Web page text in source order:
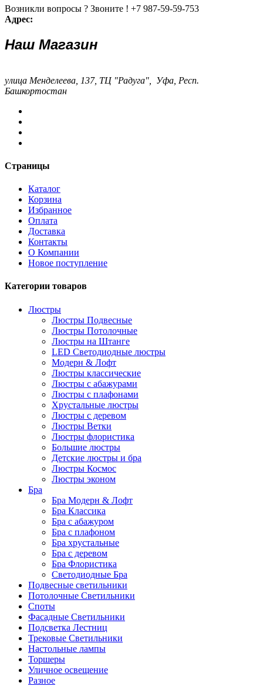
Возникли вопросы ? Звоните ! +7 987-59-59-753
Адрес:
Наш Магазин
улица Менделеева, 137, ТЦ "Радуга", Уфа, Респ.
Башкортостан
Страницы
Каталог
Корзина
Избранное
Оплата
Доставка
Контакты
О Компании
Новое поступление
Категории товаров
Люстры
Люстры Подвесные
Люстры Потолочные
Люстры на Штанге
LED Светодиодные люстры
Модерн & Лофт
Люстры классические
Люстры с абажурами
Люстры с плафонами
Хрустальные люстры
Люстры с деревом
Люстры Ветки
Люстры флористика
Большие люстры
Детские люстры и бра
Люстры Космос
Люстры эконом
Бра
Бра Модерн & Лофт
Бра Классика
Бра с абажуром
Бра с плафоном
Бра хрустальные
Бра с деревом
Бра Флористика
Светодиодные Бра
Подвесные светильники
Потолочные Светильники
Споты
Фасадные Светильники
Подсветка Лестниц
Трековые Светильники
Настольные лампы
Торшеры
Уличное освещение
Разное